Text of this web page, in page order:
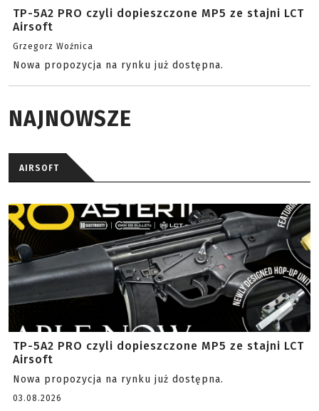
TP-5A2 PRO czyli dopieszczone MP5 ze stajni LCT
Airsoft
Grzegorz Woźnica
Nowa propozycja na rynku już dostępna.
NAJNOWSZE
AIRSOFT
TP-5A2 PRO czyli dopieszczone MP5 ze stajni LCT
Airsoft
Nowa propozycja na rynku już dostępna.
03.08.2026